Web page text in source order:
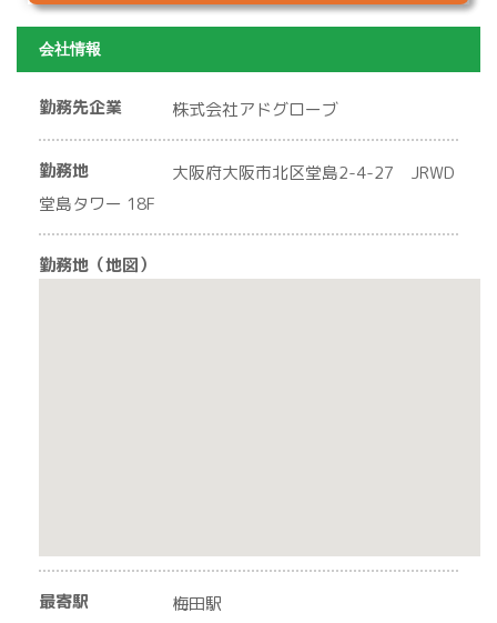
会社情報
勤務先企業 株式会社アドグローブ
勤務地
大阪府大阪市北区堂島2-4-27 JRWD
堂島タワー 18F
勤務地（地図）
最寄駅 梅田駅